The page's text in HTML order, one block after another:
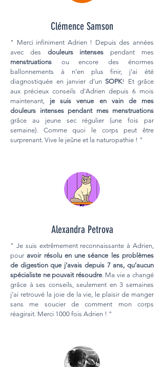
Clémence Samson
" Merci infiniment Adrien ! Depuis des années
avec des douleurs intenses pendant mes
menstruations ou encore des énormes
ballonnements à n’en plus finir, j’ai été
diagnostiquée en janvier d’un SOPK! Et grâce
aux précieux conseils d’Adrien depuis 6 mois
maintenant, je suis venue en vain de mes
douleurs intenses pendant mes menstruations
grâce au jeune sec régulier (une fois par
semaine). Comme quoi le corps peut être
surprenant. Vive le jeûne et la naturopathie ! "
Alexandra Petrova
" Je suis extrêmement reconnaissante à Adrien,
pouravoir résolu en une séance les problèmes
de digestion que j’avais depuis 7 ans, qu’aucun
spécialiste ne pouvait résoudre. Ma vie a changé
grâce à ses conseils, seulement en 3 semaines
j’ai retrouvé la joie de la vie, le plaisir de manger
sans me soucier de comment mon corps
réagirait. Merci 1000 fois Adrien ! "